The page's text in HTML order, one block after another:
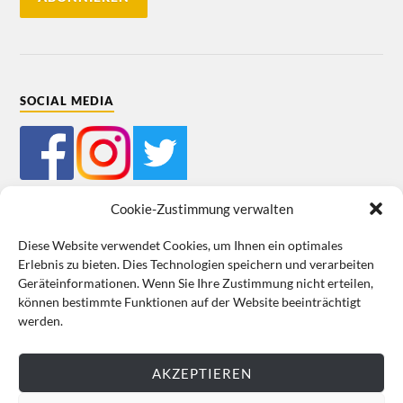
Cookie-Zustimmung verwalten
Diese Website verwendet Cookies, um Ihnen ein optimales
Erlebnis zu bieten. Dies Technologien speichern und verarbeiten
Geräteinformationen. Wenn Sie Ihre Zustimmung nicht erteilen,
können bestimmte Funktionen auf der Website beeinträchtigt
werden.
AKZEPTIEREN
SOCIAL MEDIA
Mein Bestellkonto Kundeninformationen Datenschutz
Cookie-Richtlinie (EU) Impressum
VERTRAG WIDERRUFEN